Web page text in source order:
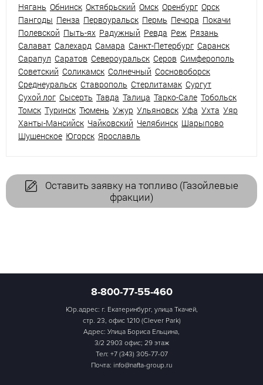
Нягань Обнинск Октябрьский Омск Оренбург Орск
Пангоды Пенза Первоуральск Пермь Печора Покачи
Полевской Пыть-ях Радужный Ревда Реж Рязань
Салават Салехард Самара Санкт-Петербург Саранск
Сарапул Саратов Североуральск Серов Симферополь
Советский Соликамск Солнечный Сосновоборск
Среднеуральск Ставрополь Стерлитамак Сургут
Сухой лог Сысерть Тавда Талица Тарко-Сале Тобольск
Томск Туринск Тюмень Ужур Ульяновск Уфа Ухта Уяр
Ханты-Мансийск Чайковский Челябинск Шарыпово
Шушенское Югорск Ярославль
Оставить заявку на топливо (Газойлевые
фракции)
8-800-77-55-460
Юр.адрес: г. Екатеринбург, улица Ткачей,
стр. 23, офис 1210 (Clever Park)
Адрес: Улица Бориса Ельцина,
3/2 2903 офис; 29 этаж
Тел: +7 (343) 305-77-07
Почта: info@nafta-group.ru